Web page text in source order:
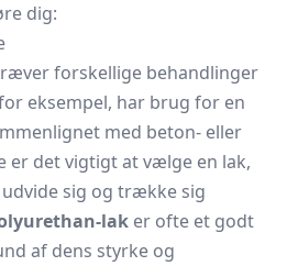
dig:
forskellige behandlinger
eksempel, har brug for en
med beton- eller
er det vigtigt at vælge en lak,
sig og trække sig
lak er ofte et godt
af dens styrke og